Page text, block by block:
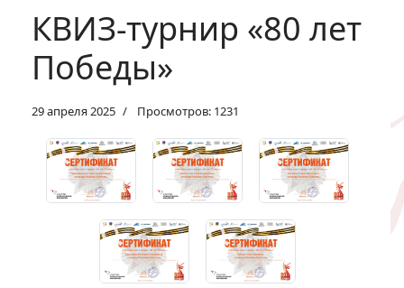
КВИЗ-турнир «80 лет
Победы»
29 апреля 2025 Просмотров: 1231